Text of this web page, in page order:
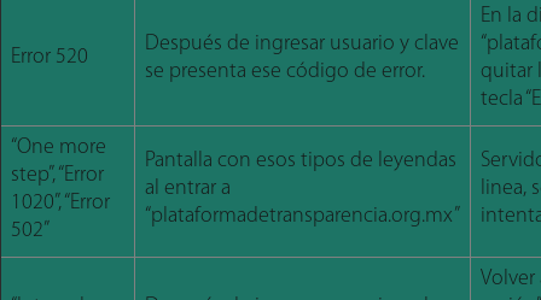
Error 520
Después de ingresar usuario y clave
se presenta ese código de error.
En la
quitar
tecla
“One more
step”, “Error
1020”, “Error
502”
Pantalla con esos tipos de leyendas
al entrar a
“plataformadetransparencia.org.mx”
linea,
Volver